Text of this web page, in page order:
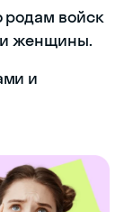
родам войск
женщины.
и